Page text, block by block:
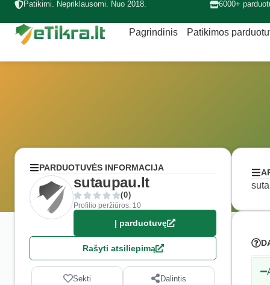
Patikimi. Nepriklausomi. Nuo 2018. 6000+
Pagrindinis Patikimos
PARDUOTUVĖS INFORMACIJA
sutaupau.lt
(0)
Profilio peržiūros: 10
Į parduotuvę
Rašyti atsiliepimą
Sekti Dalintis